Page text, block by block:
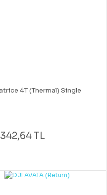
4T (Thermal) Single
TL